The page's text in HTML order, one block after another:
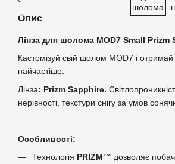
Опис
Лінза для шолома MOD7 Small Prizm
Кастомізуй свій шолом MOD7 і
найчастіше.
Лінза: Prizm Sapphire.
нерівності, текстури снігу за умов
Особливості:
Технологія PRIZM™ дозволяє